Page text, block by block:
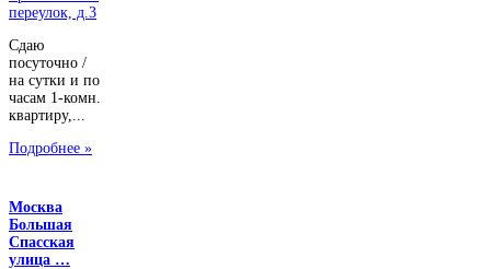
Сдаю
посуточно /
на сутки и по
часам 1-комн.
квартиру,...
Подробнее »
Москва
Большая
Спасская
улица …